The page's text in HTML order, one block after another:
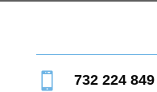
 732 224 849